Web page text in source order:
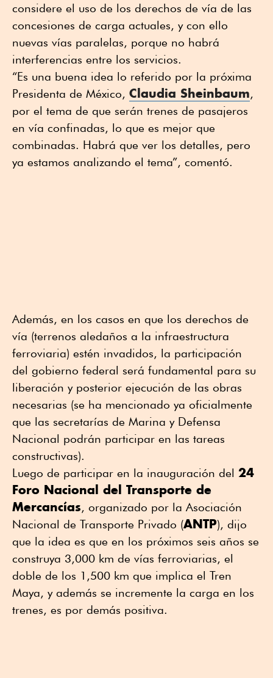
considere el uso de los derechos de vía de las
concesiones de carga actuales, y con ello
nuevas vías paralelas, porque no habrá
interferencias entre los servicios.
“Es una buena idea lo referido por la próxima
Presidenta de México, Claudia Sheinbaum,
por el tema de que serán trenes de pasajeros
en vía confinadas, lo que es mejor que
combinadas. Habrá que ver los detalles, pero
ya estamos analizando el tema”, comentó.
Además, en los casos en que los derechos de
vía (terrenos aledaños a la infraestructura
ferroviaria) estén invadidos, la participación
del gobierno federal será fundamental para su
liberación y posterior ejecución de las obras
necesarias (se ha mencionado ya oficialmente
que las secretarías de Marina y Defensa
Nacional podrán participar en las tareas
constructivas).
Luego de participar en la inauguración del 24
Foro Nacional del Transporte de
Mercancías, organizado por la Asociación
Nacional de Transporte Privado (ANTP), dijo
que la idea es que en los próximos seis años se
construya 3,000 km de vías ferroviarias, el
doble de los 1,500 km que implica el Tren
Maya, y además se incremente la carga en los
trenes, es por demás positiva.